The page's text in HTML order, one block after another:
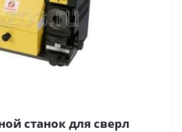
станок для сверл